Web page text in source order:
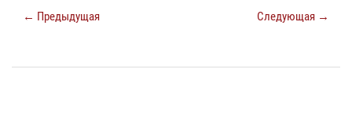
← Предыдущая Следующая →